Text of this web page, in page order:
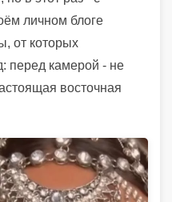
личном блоге
от которых
перед камерой - не
восточная